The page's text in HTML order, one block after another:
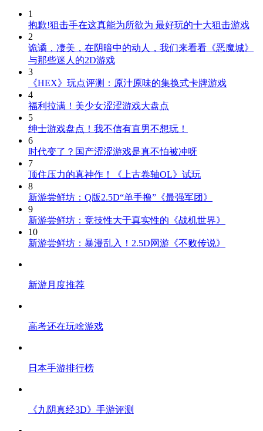
1
抱歉!狙击手在这真能为所欲为 最好玩的十大狙击游戏
2
诡谲，凄美，在阴暗中的动人，我们来看看《恶魔城》
与那些迷人的2D游戏
3
《HEX》玩点评测：原汁原味的集换式卡牌游戏
4
福利拉满！美少女涩涩游戏大盘点
5
绅士游戏盘点！我不信有直男不想玩！
6
时代变了？国产涩涩游戏是真不怕被冲呀
7
顶住压力的真神作！《上古卷轴OL》试玩
8
新游尝鲜坊：Q版2.5D“单手撸”《最强军团》
9
新游尝鲜坊：竞技性大于真实性的《战机世界》
10
新游尝鲜坊：暴漫乱入！2.5D网游《不败传说》
新游月度推荐
高考还在玩啥游戏
日本手游排行榜
《九阴真经3D》手游评测